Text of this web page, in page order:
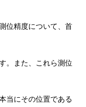
度について、首
た、これら測位
その位置である